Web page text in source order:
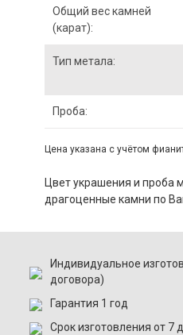
Общий вес камней
(карат):
Тип метала:
Проба:
Цена указана с учётом
Цвет украшения и проба
драгоценные камни по
Индивидуальное
договора)
Гарантия 1 год
Срок изготовления от 7